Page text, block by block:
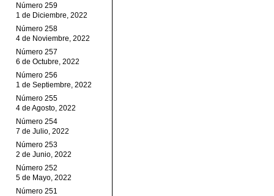
Número 259
1 de Diciembre, 2022
Número 258
4 de Noviembre, 2022
Número 257
6 de Octubre, 2022
Número 256
1 de Septiembre, 2022
Número 255
4 de Agosto, 2022
Número 254
7 de Julio, 2022
Número 253
2 de Junio, 2022
Número 252
5 de Mayo, 2022
Número 251